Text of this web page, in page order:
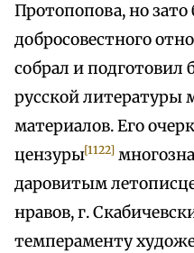
Протопопова, но
добросовестного
собрал и
русской литературы
материалов. Его
цензуры[1122]
даровитым
нравов, г.
темпераменту